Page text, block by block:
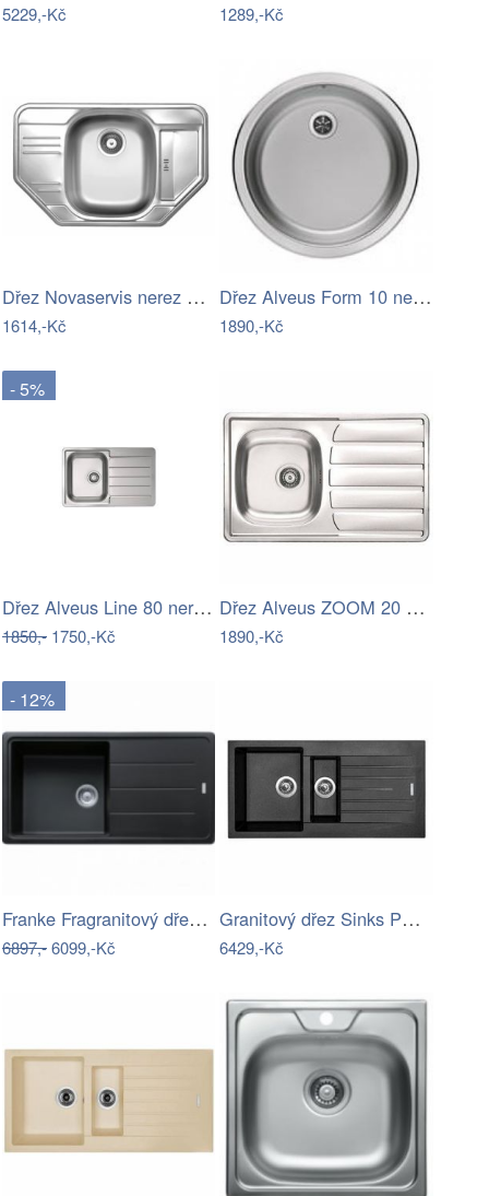
5229,-Kč 1289,-Kč
Dřez Novaservis nerez DR49/78R
1614,-Kč
Dřez Alveus Form 10 nerez 1009130
1890,-Kč
- 5%
Dřez Alveus Line 80 nerez 1069147
1850,- 1750,-Kč
Dřez Alveus ZOOM 20 nerez 1098938
1890,-Kč
- 12%
Franke Fragranitový dřez BFG 611, 97x50…
6897,-6099,-Kč
Granitový dřez Sinks PERFECTO 1000.1…
6429,-Kč